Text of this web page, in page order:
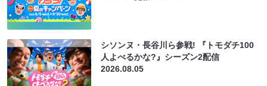
シソンヌ・長谷川ら参戦! 『トモダチ100
人よべるかな?』シーズン2配信
2026.08.05